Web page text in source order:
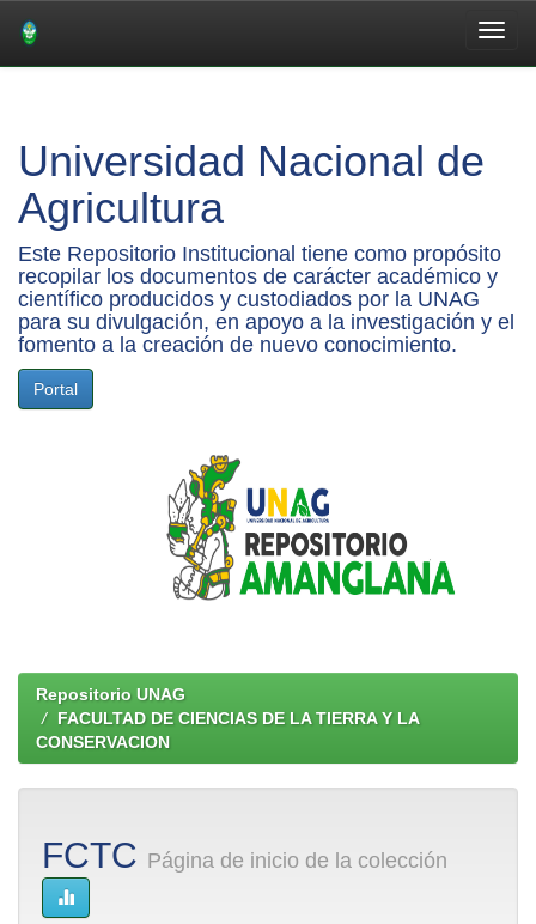
Universidad Nacional de
Agricultura
Este Repositorio Institucional tiene como propósito
recopilar los documentos de carácter académico y
científico producidos y custodiados por la UNAG
para su divulgación, en apoyo a la investigación y el
fomento a la creación de nuevo conocimiento.
Portal
Repositorio UNAG
FACULTAD DE CIENCIAS DE LA TIERRA Y LA
CONSERVACION
FCTC Página de inicio de la colección